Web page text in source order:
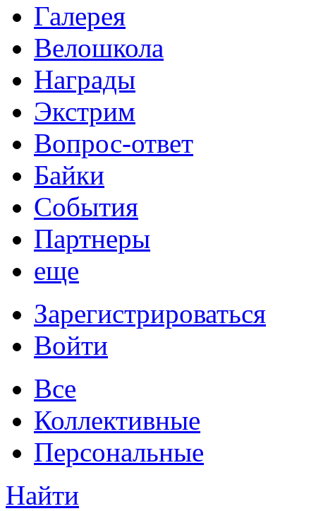
Галерея
Велошкола
Награды
Экстрим
Вопрос-ответ
Байки
События
Партнеры
еще
Зарегистрироваться
Войти
Все
Коллективные
Персональные
Найти